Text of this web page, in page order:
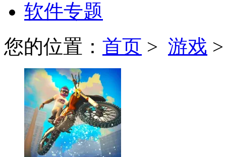
软件专题
您的位置： 首页 > 游戏